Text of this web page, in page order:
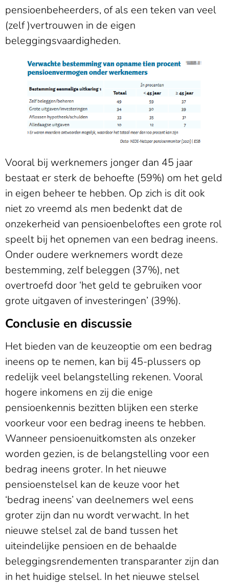
pensioenbeheerders, of als een teken van veel
(zelf )vertrouwen in de eigen
beleggingsvaardigheden.
Vooral bij werknemers jonger dan 45 jaar
bestaat er sterk de behoefte (59%) om het geld
in eigen beheer te hebben. Op zich is dit ook
niet zo vreemd als men bedenkt dat de
onzekerheid van pensioenbeloftes een grote rol
speelt bij het opnemen van een bedrag ineens.
Onder oudere werknemers wordt deze
bestemming, zelf beleggen (37%), net
overtroefd door ‘het geld te gebruiken voor
grote uitgaven of investeringen’ (39%).
Conclusie en discussie
Het bieden van de keuzeoptie om een bedrag
ineens op te nemen, kan bij 45-plussers op
redelijk veel belangstelling rekenen. Vooral
hogere inkomens en zij die enige
pensioenkennis bezitten blijken een sterke
voorkeur voor een bedrag ineens te hebben.
Wanneer pensioenuitkomsten als onzeker
worden gezien, is de belangstelling voor een
bedrag ineens groter. In het nieuwe
pensioenstelsel kan de keuze voor het
‘bedrag ineens’ van deelnemers wel eens
groter zijn dan nu wordt verwacht. In het
nieuwe stelsel zal de band tussen het
uiteindelijke pensioen en de behaalde
beleggingsrendementen transparanter zijn dan
in het huidige stelsel. In het nieuwe stelsel